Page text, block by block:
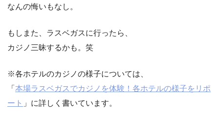
なんの悔いもなし。
もしまた、ラスベガスに行ったら、
カジノ三昧するかも。笑
※各ホテルのカジノの様子については、
「 本場ラスベガスでカジノを体験！各ホテルの様子をリポ
ート 」に詳しく書いています。